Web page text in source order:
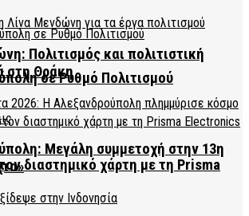
σε Ρυθμό Πολιτισμού
διαστημικό χάρτη με τη Prisma
Πολιτισμός και πολιτιστική
στη Θράκη
Μεγάλη συμμετοχή στην 13η